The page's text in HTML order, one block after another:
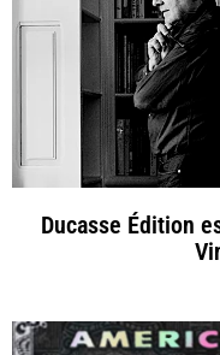
Ducasse Édition